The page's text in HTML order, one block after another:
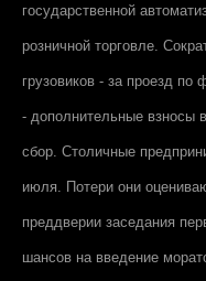
государственной
розничной торговле.
грузовиков - за проезд
- дополнительные взносы
сбор. Столичные
июля. Потери они
преддверии заседания
шансов на введение